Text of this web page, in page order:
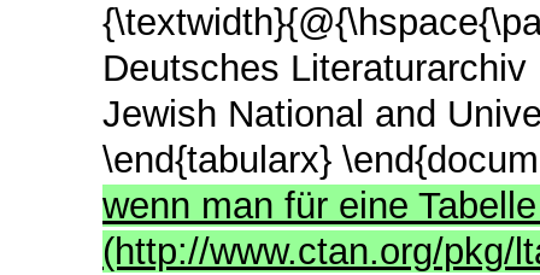
Deutsches
Jewish National and
\end{tabularx}
wenn man für eine
(http://www.ctan.org/pkg/